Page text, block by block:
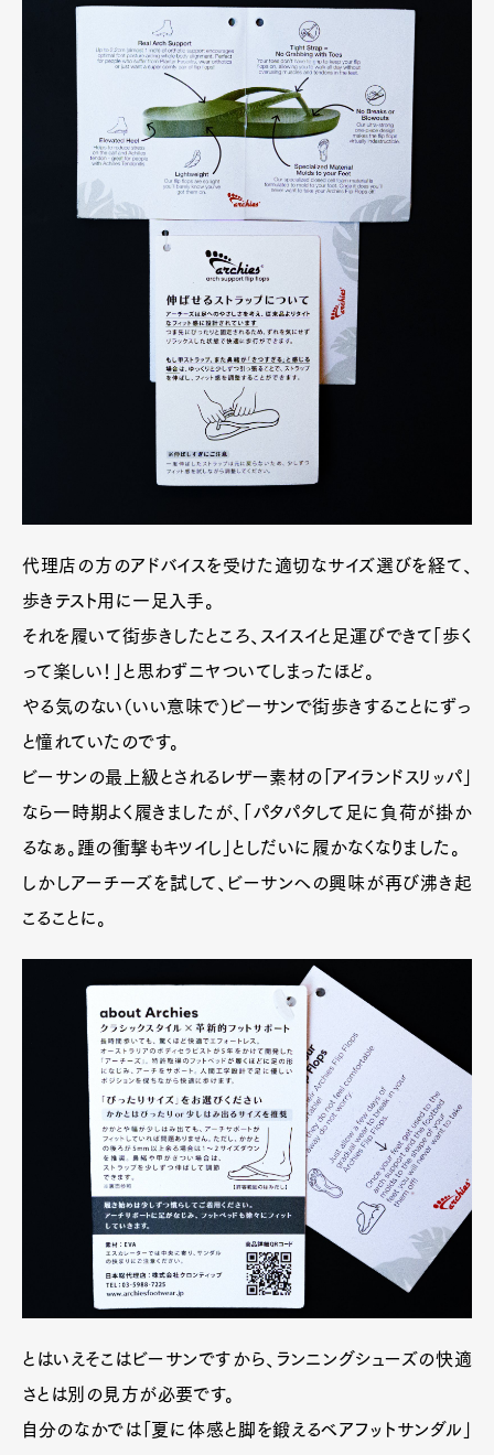
代理店の方のアドバイスを受けた適切なサイズ選びを経て、
歩きテスト用に一足入手。
それを履いて街歩きしたところ、スイスイと足運びできて「歩く
って楽しい！」と思わずニヤついてしまったほど。
やる気のない（いい意味で）ビーサンで街歩きすることにずっ
と憧れていたのです。
ビーサンの最上級とされるレザー素材の「アイランドスリッパ」
なら一時期よく履きましたが、「パタパタして足に負荷が掛か
るなぁ。踵の衝撃もキツイし」としだいに履かなくなりました。
しかしアーチーズを試して、ビーサンへの興味が再び沸き起
こることに。
とはいえそこはビーサンですから、ランニングシューズの快適
さとは別の見方が必要です。
自分のなかでは「夏に体感と脚を鍛えるベアフットサンダル」